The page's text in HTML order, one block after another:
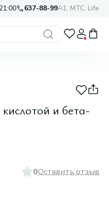
637-88-99A1, МТС, Life
и бета-
0Оставить отзыв